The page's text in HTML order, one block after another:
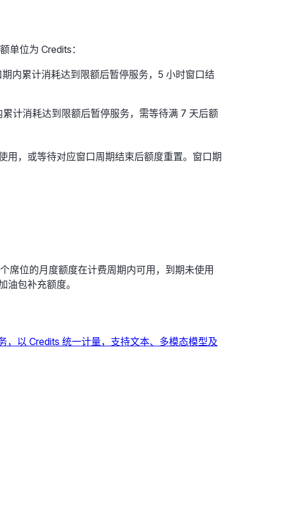
单位为 Credits：
内累计消耗达到限额后暂停服务，5 小时窗口结
计消耗达到限额后暂停服务，需等待满 7 天后额
用，或等待对应窗口周期结束后额度重置。窗口期
席位的月度额度在计费周期内可用，到期未使用
包补充额度。
以 Credits 统一计量，支持文本、多模态模型及